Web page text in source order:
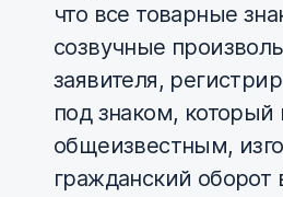
что все товарные
созвучные
заявителя,
под знаком,
общеизвестным,
гражданский